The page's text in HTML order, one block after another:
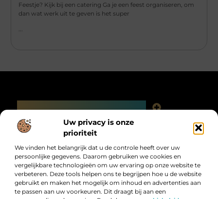
Uw privacy is onze
prioriteit
We vinden het belangrijk dat u de controle heeft over uw
persoonlijke gegevens. Daarom gebruiken we cookies en
vergelijkbare technologieën om uw ervaring op onze website te
verbeteren. Deze tools helpen ons te begrijpen hoe u de website
gebruikt en maken het mogelijk om inhoud en advertenties aan
te passen aan uw voorkeuren. Dit draagt bij aan een
Feestje? Kijk bij een catering Ga je een feest organiseren, om
dan wat werk uit te geven is het super
...
Bericht categorie